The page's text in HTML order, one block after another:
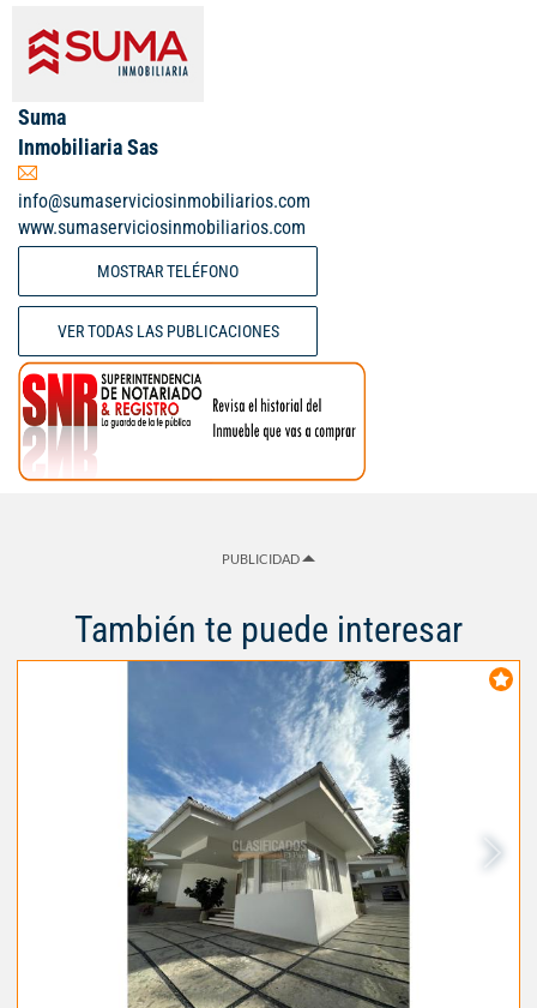
Suma
Inmobiliaria Sas
info@sumaserviciosinmobiliarios.com
www.sumaserviciosinmobiliarios.com
MOSTRAR TELÉFONO
VER TODAS LAS PUBLICACIONES
PUBLICIDAD
También te puede interesar